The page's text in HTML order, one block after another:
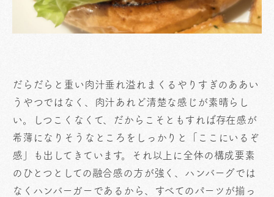
だらだらと重い肉汁垂れ溢れまくるやりすぎのああい
うやつではなく、肉汁あれど清楚な感じが素晴らし
い。しつこくなくて、だからこそともすれば存在感が
希薄になりそうなところをしっかりと「ここにいるぞ
感」も出してきています。それ以上に全体の構成要素
のひとつとしての融合感の方が強く、ハンバーグでは
なくハンバーガーであるから、すべてのパーツが揃っ